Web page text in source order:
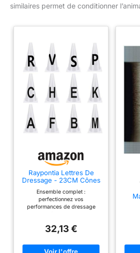
similaires permet de conditionner
Raypontia Lettres De
Dressage - 23CM Cônes
Lettres, Lettres pour
Carriere De Dressage
Cônes De Lettres
Cônes D'entraînement
Sportif Empilables,
Ensemble complet :
perfectionnez vos
performances de dressage
suffisamment de cônes pour
de la compétition et pratiquer
32,13 €